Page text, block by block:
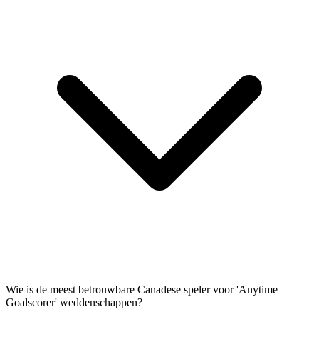
Wie is de meest betrouwbare Canadese speler voor 'Anytime
Goalscorer' weddenschappen?